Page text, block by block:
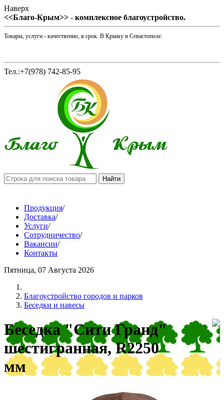
Наверх
<<Благо-Крым>> - комплексное благоустройство.
Товары, услуги - качественно, в срок. В Крыму и Севастополе.
Тел.:+7(978) 742-85-95
Продукция/
Доставка/
Услуги/
Сотрудничество/
Вакансии/
Контакты
Пятница, 07 Августа 2026
Благоустройство городов и парков
Беседки и навесы
Беседка "Сити Гранд"
шестигранная, R2250
мм